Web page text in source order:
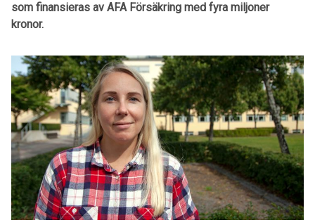
som finansieras av AFA Försäkring med fyra miljoner
kronor.